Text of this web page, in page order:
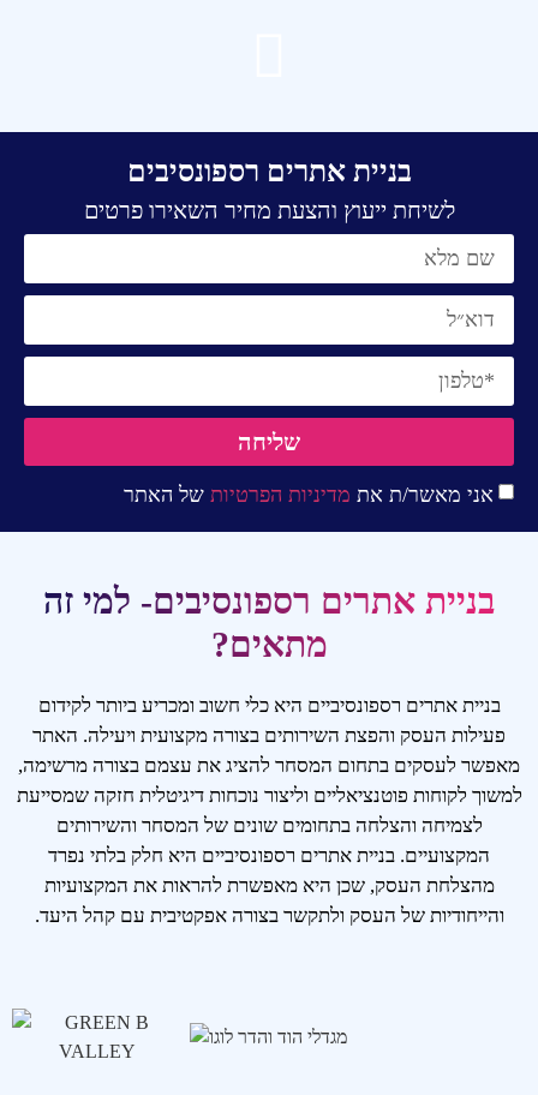
בניית אתרים רספונסיבים
לשיחת ייעוץ והצעת מחיר השאירו פרטים
אני מאשר/ת את מדיניות הפרטיות של האתר
שליחה
בניית אתרים רספונסיבים- למי זה
מתאים?
בניית אתרים רספונסיביים היא כלי חשוב ומכריע ביותר לקידום
פעילות העסק והפצת השירותים בצורה מקצועית ויעילה. האתר
מאפשר לעסקים בתחום המסחר להציג את עצמם בצורה מרשימה,
למשוך לקוחות פוטנציאליים וליצור נוכחות דיגיטלית חזקה שמסייעת
לצמיחה והצלחה בתחומים שונים של המסחר והשירותים
המקצועיים. בניית אתרים רספונסיביים היא חלק בלתי נפרד
מהצלחת העסק, שכן היא מאפשרת להראות את המקצועיות
והייחודיות של העסק ולתקשר בצורה אפקטיבית עם קהל היעד.